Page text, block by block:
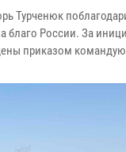
Турченюк
благо России. За
приказом